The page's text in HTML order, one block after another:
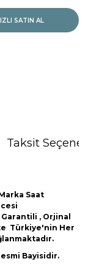
SATIN AL
Taksit
Saat
, Orjinal
Türkiye'nin Her
Bayisidir.